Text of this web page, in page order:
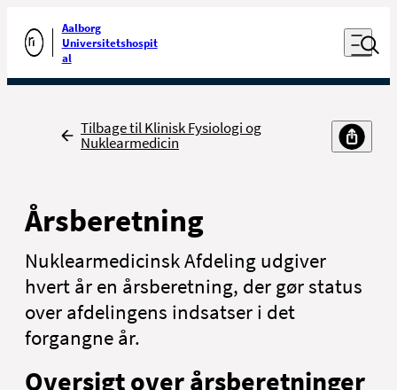
Gå til forsiden
Aalborg
Universitetshospit
al
Åben
Udfør søgning
Tilbage
Tilbage til Klinisk Fysiologi og
Nuklearmedicin
Årsberetning
Nuklearmedicinsk Afdeling udgiver
hvert år en årsberetning, der gør status
over afdelingens indsatser i det
forgangne år.
Oversigt over årsberetninger